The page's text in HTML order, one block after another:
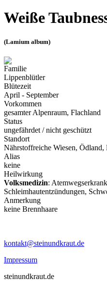
Weiße
(Lamium album)
Familie
Lippenblütler
Blütezeit
April - September
Vorkommen
gesamter Alpenraum, Flachland
Status
ungefährdet / nicht geschützt
Standort
Nährstoffreiche Wiesen,
Alias
keine
Heilwirkung
Volksmedizin:
Schleimhautentzündungen,
Anmerkung
keine Brennhaare
kontakt@steinundkraut.de
Impressum
steinundkraut.de